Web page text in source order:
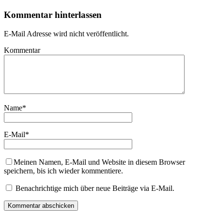
Kommentar hinterlassen
E-Mail Adresse wird nicht veröffentlicht.
Kommentar
Name*
E-Mail*
Meinen Namen, E-Mail und Website in diesem Browser
speichern, bis ich wieder kommentiere.
Benachrichtige mich über neue Beiträge via E-Mail.